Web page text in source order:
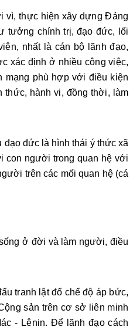
vì, thực hiện xây dựng Đảng
tưởng chính trị, đạo đức, lối
nhất là cán bộ lãnh đạo,
xác định ở nhiều công việc,
mạng phù hợp với điều kiện
thức, hành vi, đồng thời, làm
đạo đức là hình thái ý thức xã
con người trong quan hệ với
trên các mối quan hệ (cá
ở đời và làm người, điều
tranh lật đổ chế độ áp bức,
sản trên cơ sở liên minh
- Lênin. Để lãnh đạo cách